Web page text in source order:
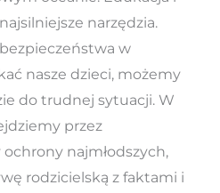
narzędzia.
w
nasze dzieci, możemy
do trudnej sytuacji. W
przez
najmłodszych,
rodzicielską z faktami i